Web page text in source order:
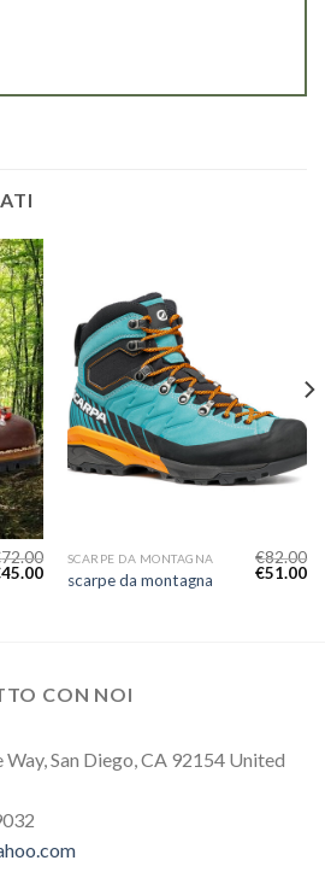
72.00
45.00
SCARPE DA MONTAGNA
scarpe da montagna
€82.00
€51.00
CON NOI
San Diego, CA 92154 United